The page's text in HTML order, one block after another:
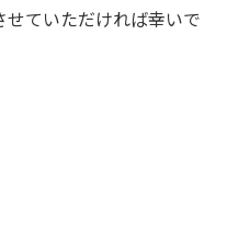
ていただければ幸いで